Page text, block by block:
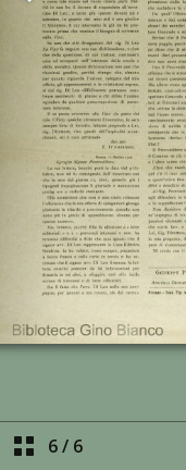
6/ 6